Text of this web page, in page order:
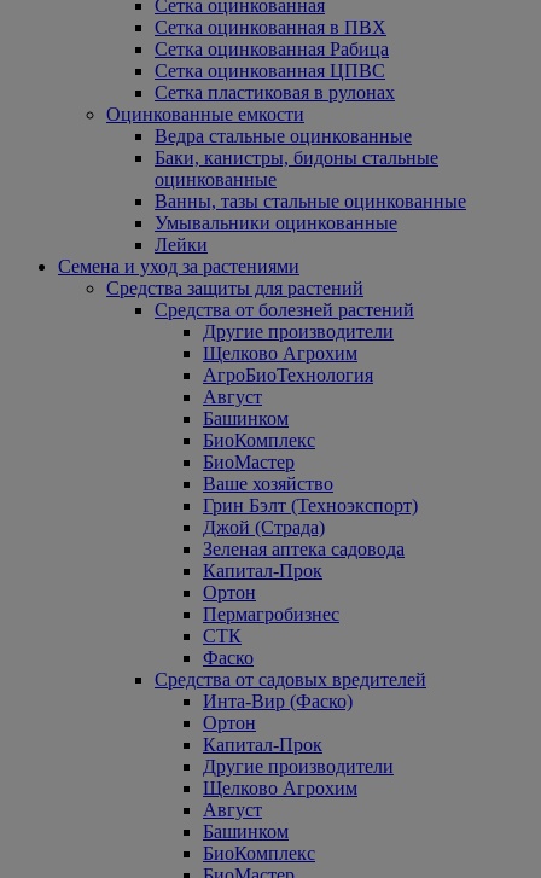
Сетка оцинкованная
Сетка оцинкованная в ПВХ
Сетка оцинкованная Рабица
Сетка оцинкованная ЦПВС
Сетка пластиковая в рулонах
Оцинкованные емкости
Ведра стальные оцинкованные
Баки, канистры, бидоны стальные
оцинкованные
Ванны, тазы стальные оцинкованные
Умывальники оцинкованные
Лейки
Семена и уход за растениями
Средства защиты для растений
Средства от болезней растений
Другие производители
Щелково Агрохим
АгроБиоТехнология
Август
Башинком
БиоКомплекс
БиоМастер
Ваше хозяйство
Грин Бэлт (Техноэкспорт)
Джой (Страда)
Зеленая аптека садовода
Капитал-Прок
Ортон
Пермагробизнес
СТК
Фаско
Средства от садовых вредителей
Инта-Вир (Фаско)
Ортон
Капитал-Прок
Другие производители
Щелково Агрохим
Август
Башинком
БиоКомплекс